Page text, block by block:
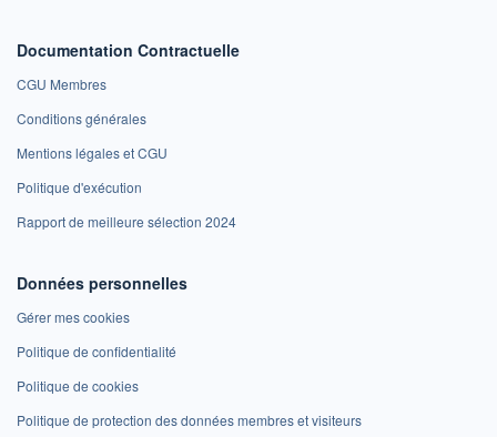
Documentation Contractuelle
CGU Membres
Conditions générales
Mentions légales et CGU
Politique d'exécution
Rapport de meilleure sélection 2024
Données personnelles
Gérer mes cookies
Politique de confidentialité
Politique de cookies
Politique de protection des données membres et visiteurs